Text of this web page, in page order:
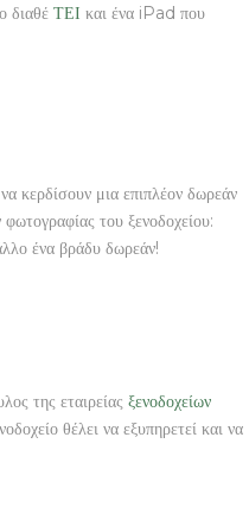
διαθέ ΤΕΙ και ένα iPad που
κερδίσουν μια επιπλέον δωρεάν
του ξενοδοχείου:
ένα βράδυ δωρεάν!
της εταιρείας ξενοδοχείων
θέλει να εξυπηρετεί και να